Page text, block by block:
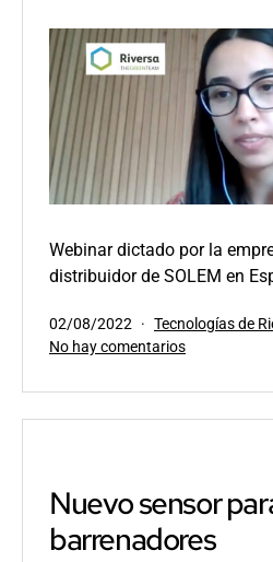
Webinar dictado por la
distribuidor de SOLEM en
Publicada
el
02/08/2022
Categorizado
como
Tecnologías de
No hay comentariosen
SOLEM
2022
Nuevo sensor
barrenadores